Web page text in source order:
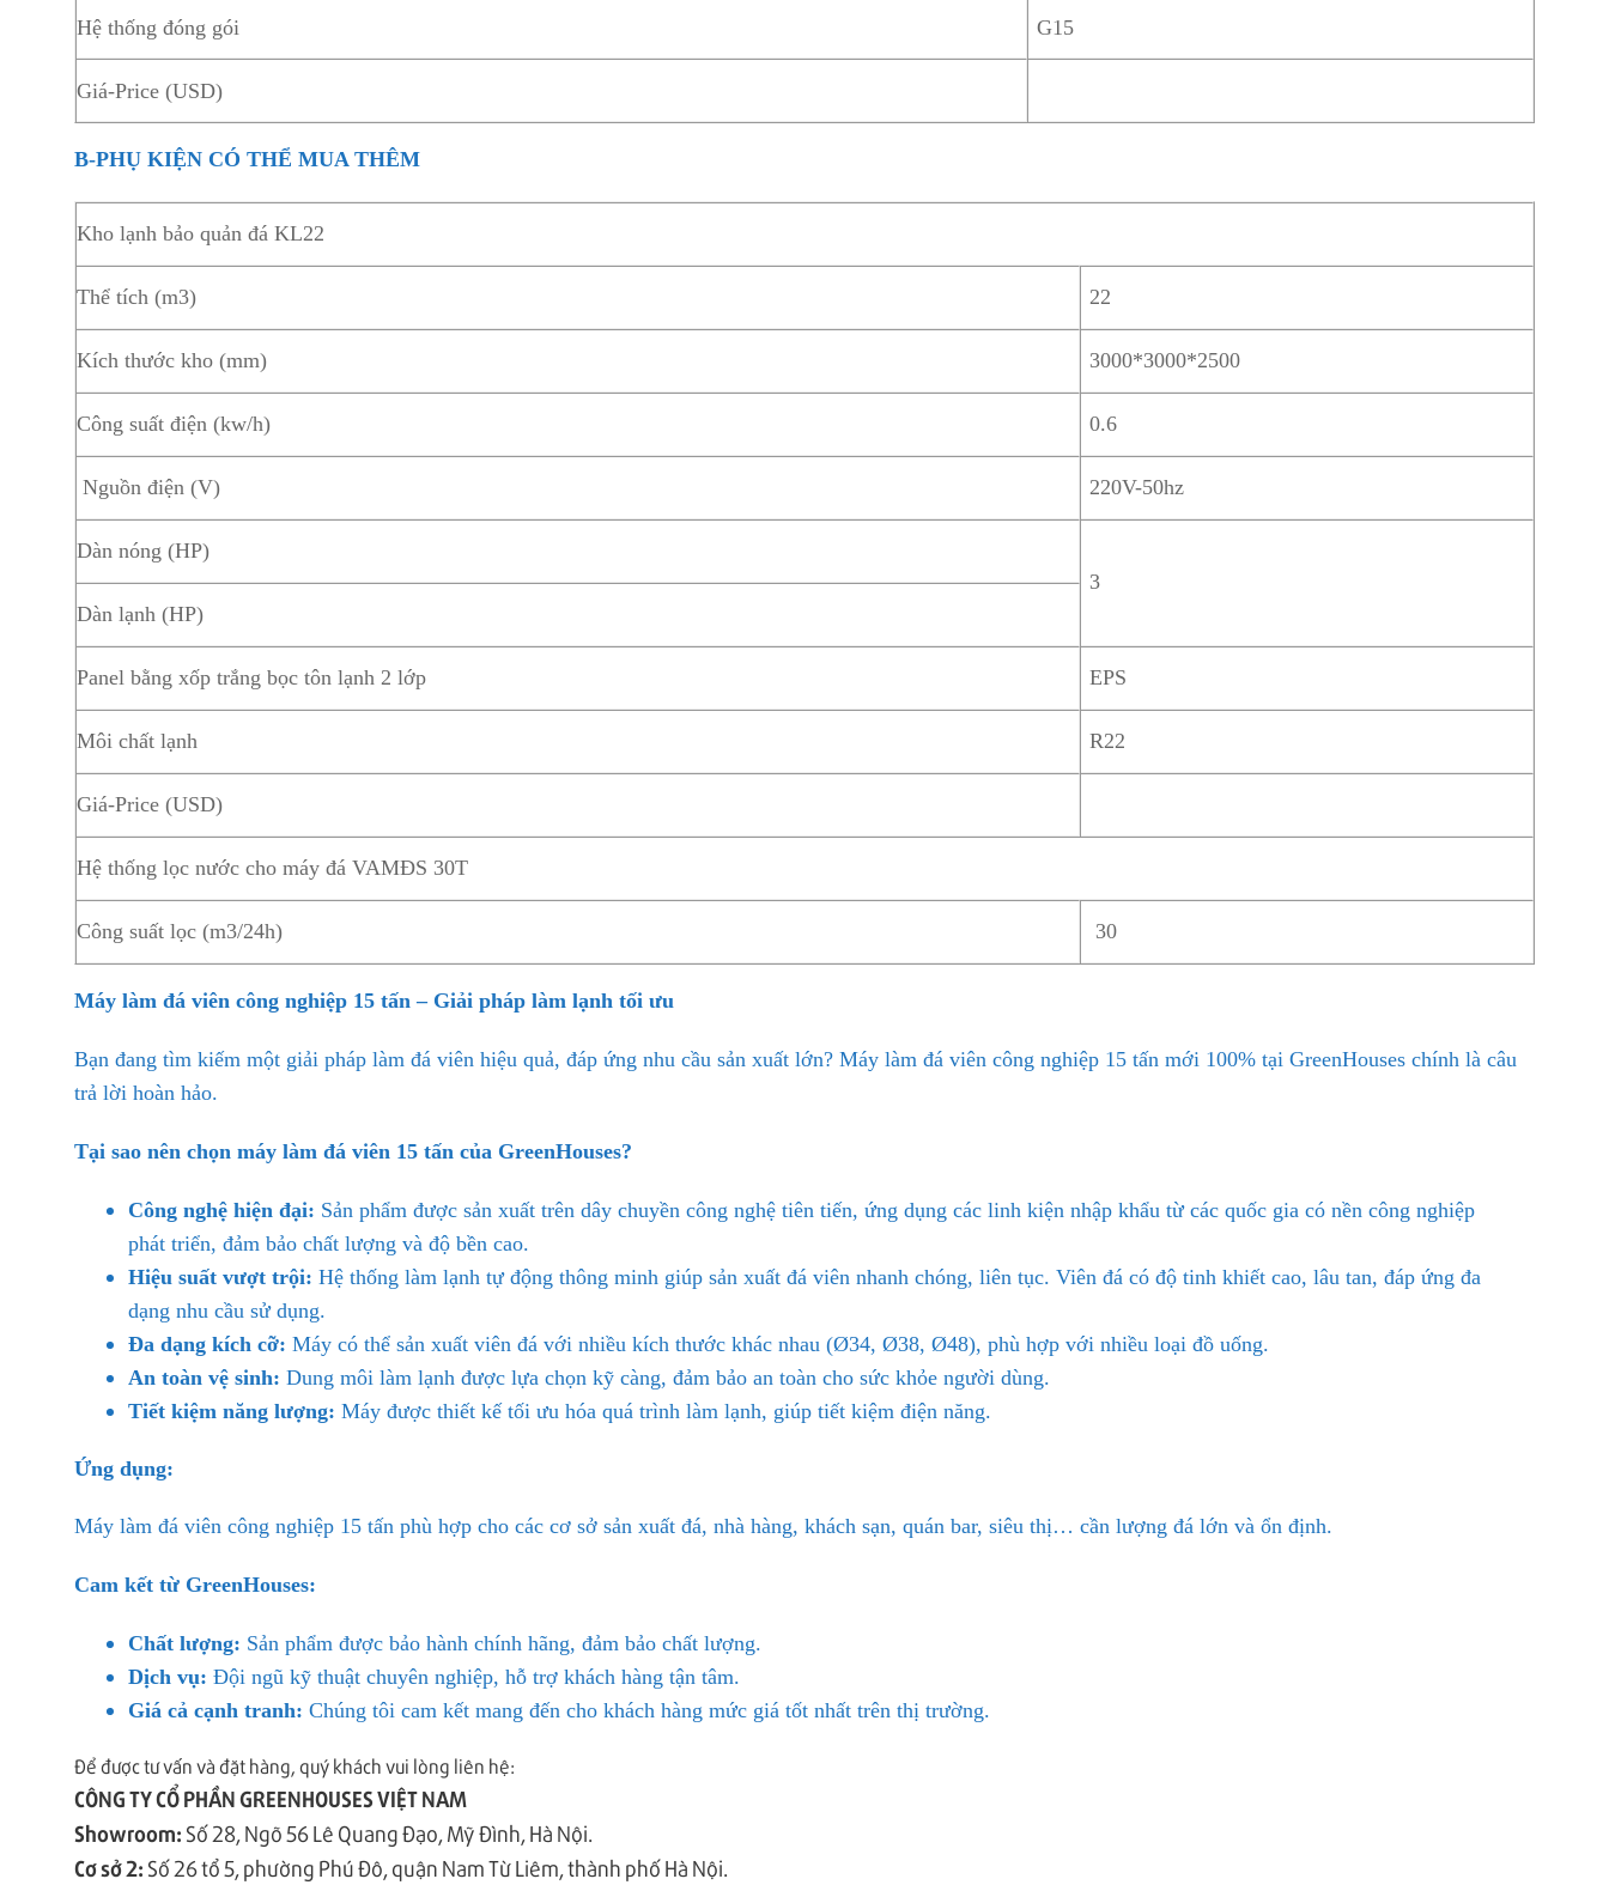
Hệ thống đóng gói G15
Giá-Price (USD)
B-PHỤ KIỆN CÓ THỂ MUA THÊM
Kho lạnh bảo quản đá KL22
Thể tích (m3) 22
Kích thước kho (mm) 3000*3000*2500
Công suất điện (kw/h) 0.6
Nguồn điện (V) 220V-50hz
Dàn nóng (HP)
3
Dàn lạnh (HP)
Panel bằng xốp trắng bọc tôn lạnh 2 lớp EPS
Môi chất lạnh R22
Giá-Price (USD)
Hệ thống lọc nước cho máy đá VAMĐS 30T
Công suất lọc (m3/24h) 30
Máy làm đá viên công nghiệp 15 tấn – Giải pháp làm lạnh tối ưu
Bạn đang tìm kiếm một giải pháp làm đá viên hiệu quả, đáp ứng nhu cầu sản xuất lớn? Máy làm đá viên công nghiệp 15 tấn mới 100% tại GreenHouses chính là câu
trả lời hoàn hảo.
Tại sao nên chọn máy làm đá viên 15 tấn của GreenHouses?
Công nghệ hiện đại: Sản phẩm được sản xuất trên dây chuyền công nghệ tiên tiến, ứng dụng các linh kiện nhập khẩu từ các quốc gia có nền công nghiệp
phát triển, đảm bảo chất lượng và độ bền cao.
Hiệu suất vượt trội: Hệ thống làm lạnh tự động thông minh giúp sản xuất đá viên nhanh chóng, liên tục. Viên đá có độ tinh khiết cao, lâu tan, đáp ứng đa
dạng nhu cầu sử dụng.
Đa dạng kích cỡ: Máy có thể sản xuất viên đá với nhiều kích thước khác nhau (Ø34, Ø38, Ø48), phù hợp với nhiều loại đồ uống.
An toàn vệ sinh: Dung môi làm lạnh được lựa chọn kỹ càng, đảm bảo an toàn cho sức khỏe người dùng.
Tiết kiệm năng lượng: Máy được thiết kế tối ưu hóa quá trình làm lạnh, giúp tiết kiệm điện năng.
Ứng dụng:
Máy làm đá viên công nghiệp 15 tấn phù hợp cho các cơ sở sản xuất đá, nhà hàng, khách sạn, quán bar, siêu thị… cần lượng đá lớn và ổn định.
Cam kết từ GreenHouses:
Chất lượng: Sản phẩm được bảo hành chính hãng, đảm bảo chất lượng.
Dịch vụ: Đội ngũ kỹ thuật chuyên nghiệp, hỗ trợ khách hàng tận tâm.
Giá cả cạnh tranh: Chúng tôi cam kết mang đến cho khách hàng mức giá tốt nhất trên thị trường.
Để được tư vấn và đặt hàng, quý khách vui lòng liên hệ:
CÔNG TY CỔ PHẦN GREENHOUSES VIỆT NAM
Showroom: Số 28, Ngõ 56 Lê Quang Đạo, Mỹ Đình, Hà Nội.
Cơ sở 2: Số 26 tổ 5, phường Phú Đô, quận Nam Từ Liêm, thành phố Hà Nội.